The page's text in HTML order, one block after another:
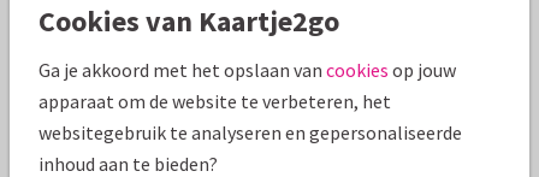
Vakantiekaarten Rosemarijn
Specificaties bij deze kaart
Papiersoort: Kies uit 6 luxe papiersoorten
Cookies van Kaartje2go
Ga je akkoord met het opslaan van cookies op jouw
apparaat om de website te verbeteren, het
websitegebruik te analyseren en gepersonaliseerde
inhoud aan te bieden?